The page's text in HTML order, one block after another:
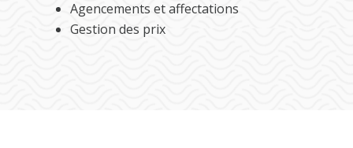
Agencements et affectations
Gestion des prix